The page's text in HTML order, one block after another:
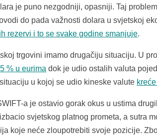
je puno nezgodniji, opasniji. Taj
do pada važnosti dolara u svjetskoj
rezervi i to se svake godine smanjuje.
trgovini imamo drugačiju situaciju. U
% u eurima dok je udio ostalih valuta
u kojoj se udio kineske valute
a je ostavio gorak okus u ustima
svjetskog platnog prometa, a sutra
koje neće zloupotrebiti svoje pozicije.